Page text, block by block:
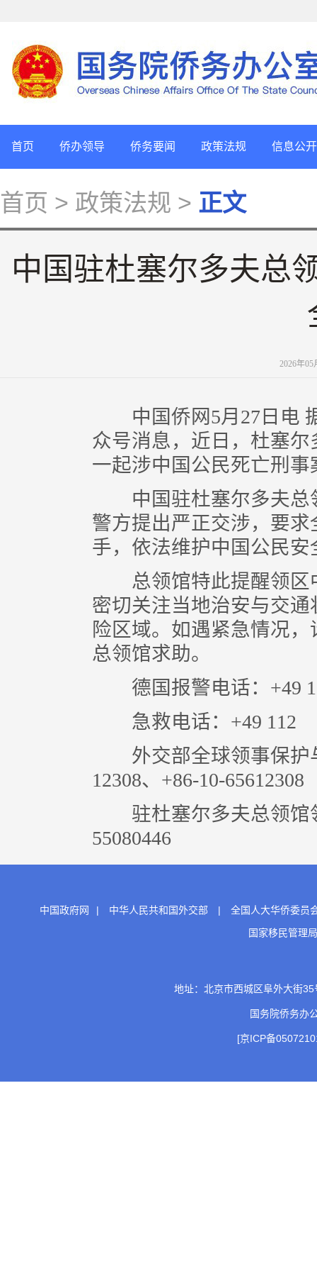
首页 侨办领导 侨务要闻 政策法规 信息公开
首页 > 政策法规 > 正文
中国驻杜塞尔多夫总
2026年
中国侨网5月27日电
众号消息，近日，杜塞
一起涉中国公民死亡刑
中国驻杜塞尔多夫总
警方提出严正交涉，要
手，依法维护中国公民
总领馆特此提醒领区
密切关注当地治安与交
险区域。如遇紧急情况
总领馆求助。
德国报警电话：+49
急救电话：+49 112
外交部全球领事保护
12308、+86-10-65612308
驻杜塞尔多夫总领馆
55080446
中国政府网 | 中华人民共和国外交部 |
全国人大华侨委员
国家移民管理局
地址：北京市西城区阜外大街
国务院侨务
[京ICP备